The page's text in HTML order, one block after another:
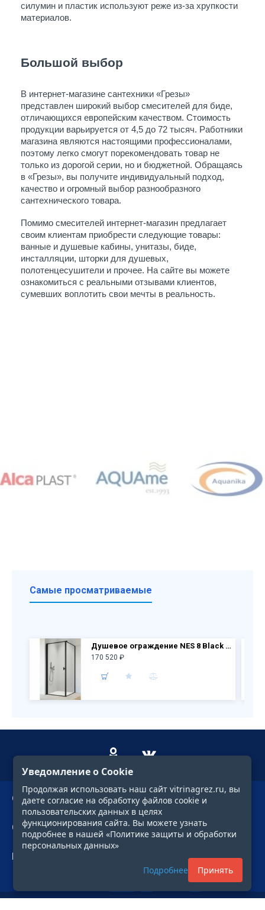
силумин и пластик используют реже из-за хрупкости
материалов.
Большой выбор
В интернет-магазине сантехники «Грезы»
представлен широкий выбор смесителей для биде,
отличающихся европейским качеством. Стоимость
продукции варьируется от 4,5 до 72 тысяч. Работники
магазина являются настоящими профессионалами,
поэтому легко смогут порекомендовать товар не
только из дорогой серии, но и бюджетной. Обращаясь
в «Грезы», вы получите индивидуальный подход,
качество и огромный выбор разнообразного
сантехнического товара.
Помимо смесителей интернет-магазин предлагает
своим клиентам приобрести следующие товары:
ванные и душевые кабины, унитазы, биде,
инсталляции, шторки для душевых,
полотенцесушители и прочее. На сайте вы можете
ознакомиться с реальными отзывами клиентов,
сумевших воплотить свои мечты в реальность.
Самые просматриваемые
Душевое ограждение NES 8 Black KDJ I Frame дверь 10022090-54-56L + бок.перегородка 10039090-54-56
170 520 ₽
О компании
Сервис
Профиль
Фильтр
Уведомление о Cookie
Продолжая использовать наш сайт vitrinagrez.ru, вы
даете согласие на обработку файлов cookie и
пользовательских данных в целях
функционирования сайта. Вы можете узнать
подробнее в нашей «Политике защиты и обработки
персональных данных»
Подробнее Принять